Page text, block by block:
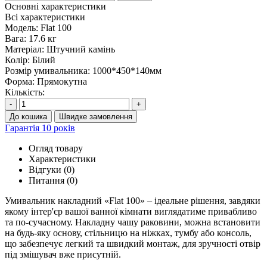
Основні характеристики
Всі характеристики
Модель: Flat 100
Вага: 17.6 кг
Матеріал: Штучний камінь
Колір: Білий
Розмір умивальника: 1000*450*140мм
Форма: Прямокутна
Кількість:
-
+
До кошика
Швидке замовлення
Гарантія 10 років
Огляд товару
Характеристики
Відгуки (0)
Питання (0)
Умивальник накладний «Flat 100» – ідеальне рішення, завдяки
якому інтер'єр вашої ванної кімнати виглядатиме привабливо
та по-сучасному. Накладну чашу раковини, можна встановити
на будь-яку основу, стільницю на ніжках, тумбу або консоль,
що забезпечує легкий та швидкий монтаж, для зручності отвір
під змішувач вже присутній.